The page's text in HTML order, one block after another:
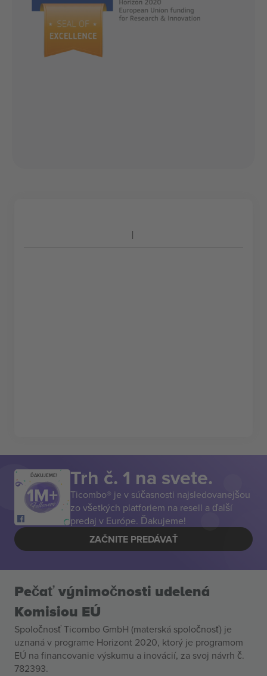
ĎAKUJEME! Trh č. 1 na svete.
Ticombo® je v súčasnosti najsledovanejšou
zo všetkých platforiem na resell a ďalší
predaj v Európe. Ďakujeme!
ZAČNITE PREDÁVAŤ
Pečať výnimočnosti udelená
Komisiou EÚ
Spoločnosť Ticombo GmbH (materská spoločnosť) je
uznaná v programe Horizont 2020, ktorý je programom
EÚ na financovanie výskumu a inovácií, za svoj návrh č.
782393.